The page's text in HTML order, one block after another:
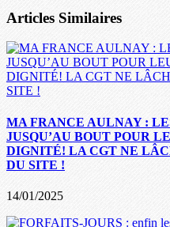
Articles Similaires
MA FRANCE AULNAY :
JUSQU’AU BOUT POUR
DIGNITÉ! LA CGT NE
DU SITE !
14/01/2025